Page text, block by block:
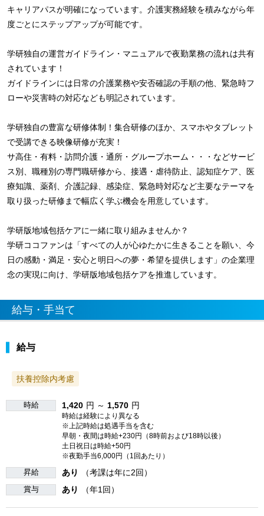
キャリアパスが明確になっています。介護実務経験を積みながら年
度ごとにステップアップが可能です。
学研独自の運営ガイドライン・マニュアルで夜勤業務の流れは共有
されています！
ガイドラインには日常の介護業務や安否確認の手順の他、緊急時フ
ローや災害時の対応なども明記されています。
学研独自の豊富な研修体制！集合研修のほか、スマホやタブレット
で受講できる映像研修が充実！
サ高住・有料・訪問介護・通所・グループホーム・・・などサービ
ス別、職種別の専門職研修から、接遇・虐待防止、認知症ケア、医
療知識、薬剤、介護記録、感染症、緊急時対応など主要なテーマを
取り扱った研修まで幅広く学ぶ機会を用意しています。
学研版地域包括ケアに一緒に取り組みませんか？
学研ココファンは「すべての人が心ゆたかに生きることを願い、今
日の感動・満足・安心と明日への夢・希望を提供します」の企業理
念の実現に向け、学研版地域包括ケアを推進しています。
給与・手当て
給与
扶養控除内考慮
時給 1,420 円 ～ 1,570 円
時給は経験により異なる
※上記時給は処遇手当を含む
早朝・夜間は時給+230円（8時前および18時以後）
土日祝日は時給+50円
※夜勤手当6,000円（1回あたり）
昇給 あり （考課は年に2回）
賞与 あり （年1回）